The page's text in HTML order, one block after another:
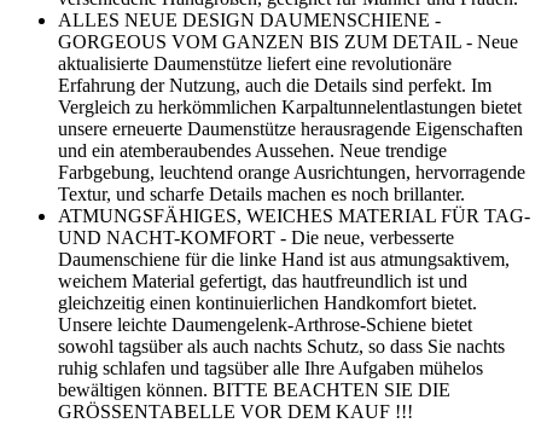
ALLES NEUE DESIGN DAUMENSCHIENE -
GORGEOUS VOM GANZEN BIS ZUM DETAIL - Neue
aktualisierte Daumenstütze liefert eine revolutionäre
Erfahrung der Nutzung, auch die Details sind perfekt. Im
Vergleich zu herkömmlichen Karpaltunnelentlastungen bietet
unsere erneuerte Daumenstütze herausragende Eigenschaften
und ein atemberaubendes Aussehen. Neue trendige
Farbgebung, leuchtend orange Ausrichtungen, hervorragende
Textur, und scharfe Details machen es noch brillanter.
ATMUNGSFÄHIGES, WEICHES MATERIAL FÜR TAG-
UND NACHT-KOMFORT - Die neue, verbesserte
Daumenschiene für die linke Hand ist aus atmungsaktivem,
weichem Material gefertigt, das hautfreundlich ist und
gleichzeitig einen kontinuierlichen Handkomfort bietet.
Unsere leichte Daumengelenk-Arthrose-Schiene bietet
sowohl tagsüber als auch nachts Schutz, so dass Sie nachts
ruhig schlafen und tagsüber alle Ihre Aufgaben mühelos
bewältigen können. BITTE BEACHTEN SIE DIE
GRÖSSENTABELLE VOR DEM KAUF !!!